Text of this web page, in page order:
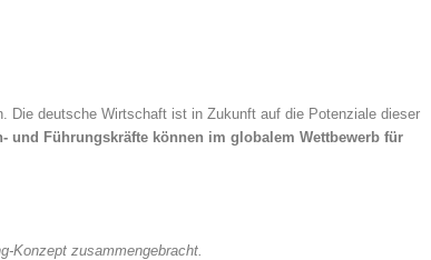
Die deutsche Wirtschaft ist in Zukunft auf die Potenziale dieser
Führungskräfte können im globalem Wettbewerb für
Konzept zusammengebracht.